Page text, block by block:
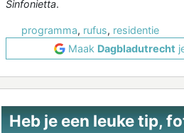
Sinfonietta.
programma, rufus, residentie
Maak Dagbladutrecht
Heb je een leuke tip,